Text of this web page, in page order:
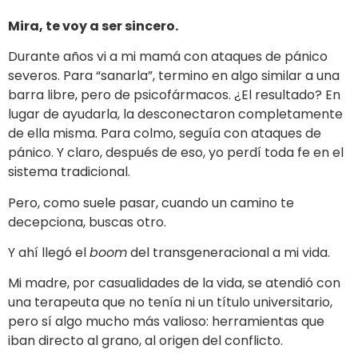
Mira, te voy a ser sincero.
Durante años vi a mi mamá con ataques de pánico
severos. Para “sanarla”, termino en algo similar a una
barra libre, pero de psicofármacos. ¿El resultado? En
lugar de ayudarla, la desconectaron completamente
de ella misma. Para colmo, seguía con ataques de
pánico. Y claro, después de eso, yo perdí toda fe en el
sistema tradicional.
Pero, como suele pasar, cuando un camino te
decepciona, buscas otro.
Y ahí llegó elboomdel transgeneracional a mi vida.
Mi madre, por casualidades de la vida, se atendió con
una terapeuta que no tenía ni un título universitario,
pero sí algo mucho más valioso: herramientas que
iban directo al grano, al origen del conflicto.